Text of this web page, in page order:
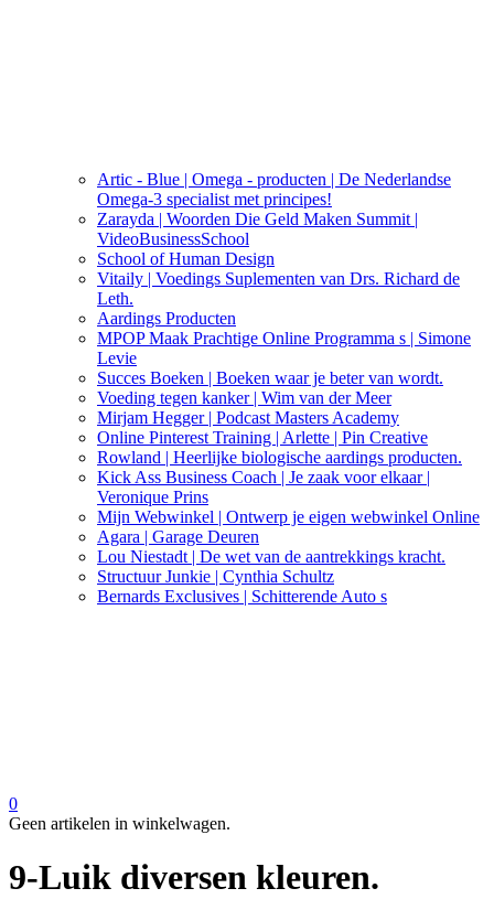
Artic - Blue | Omega - producten | De Nederlandse
Omega-3 specialist met principes!
Zarayda | Woorden Die Geld Maken Summit |
VideoBusinessSchool
School of Human Design
Vitaily | Voedings Suplementen van Drs. Richard de
Leth.
Aardings Producten
MPOP Maak Prachtige Online Programma s | Simone
Levie
Succes Boeken | Boeken waar je beter van wordt.
Voeding tegen kanker | Wim van der Meer
Mirjam Hegger | Podcast Masters Academy
Online Pinterest Training | Arlette | Pin Creative
Rowland | Heerlijke biologische aardings producten.
Kick Ass Business Coach | Je zaak voor elkaar |
Veronique Prins
Mijn Webwinkel | Ontwerp je eigen webwinkel Online
Agara | Garage Deuren
Lou Niestadt | De wet van de aantrekkings kracht.
Structuur Junkie | Cynthia Schultz
Bernards Exclusives | Schitterende Auto s
0
Geen artikelen in winkelwagen.
9-Luik diversen kleuren.